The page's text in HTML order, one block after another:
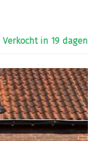
Verkocht in 19 dagen